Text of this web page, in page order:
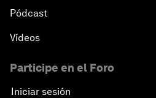
Pódcast
Vídeos
Participe en el Foro
Iniciar sesión